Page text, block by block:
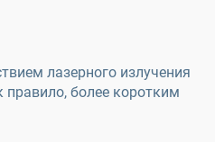
лазерного излучения
более коротким